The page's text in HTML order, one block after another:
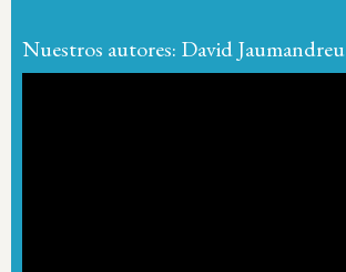
Nuestros autores: David Jaumandreu